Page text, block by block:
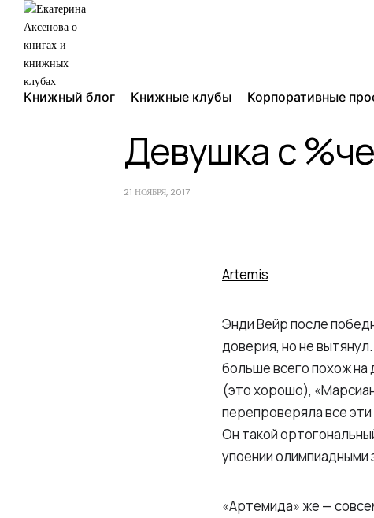
Книжный блог Книжные клубы Корпоративные
Девушка с
21 НОЯБРЯ, 2017
Artemis
Энди Вейр после
доверия, но не
больше всего похож на
(это хорошо),
перепроверяла все эти
Он такой
упоении олимпиадными
«Артемида» же —